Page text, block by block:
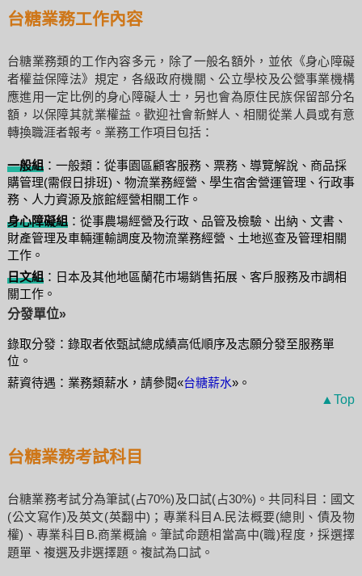
台糖業務工作內容
台糖業務類的工作內容多元，除了一般名額外，並依《身心障礙
者權益保障法》規定，各級政府機關、公立學校及公營事業機構
應進用一定比例的身心障礙人士，另也會為原住民族保留部分名
額，以保障其就業權益。歡迎社會新鮮人、相關從業人員或有意
轉換職涯者報考。業務工作項目包括：
一般組：一般類：從事園區顧客服務、票務、導覽解說、商品採
購管理(需假日排班)、物流業務經營、學生宿舍營運管理、行政事
務、人力資源及旅館經營相關工作。
身心障礙組：從事農場經營及行政、品管及檢驗、出納、文書、
財產管理及車輛運輸調度及物流業務經營、土地巡查及管理相關
工作。
日文組：日本及其他地區蘭花巿場銷售拓展、客戶服務及市調相
關工作。
分發單位»
錄取分發：錄取者依甄試總成績高低順序及志願分發至服務單
位。
薪資待遇：業務類薪水，請參閱«台糖薪水»。
▲Top
台糖業務考試科目
台糖業務考試分為筆試(占70%)及口試(占30%)。共同科目：國文
(公文寫作)及英文(英翻中)；專業科目A.民法概要(總則、債及物
權)、專業科目B.商業概論。筆試命題相當高中(職)程度，採選擇
題單、複選及非選擇題。複試為口試。